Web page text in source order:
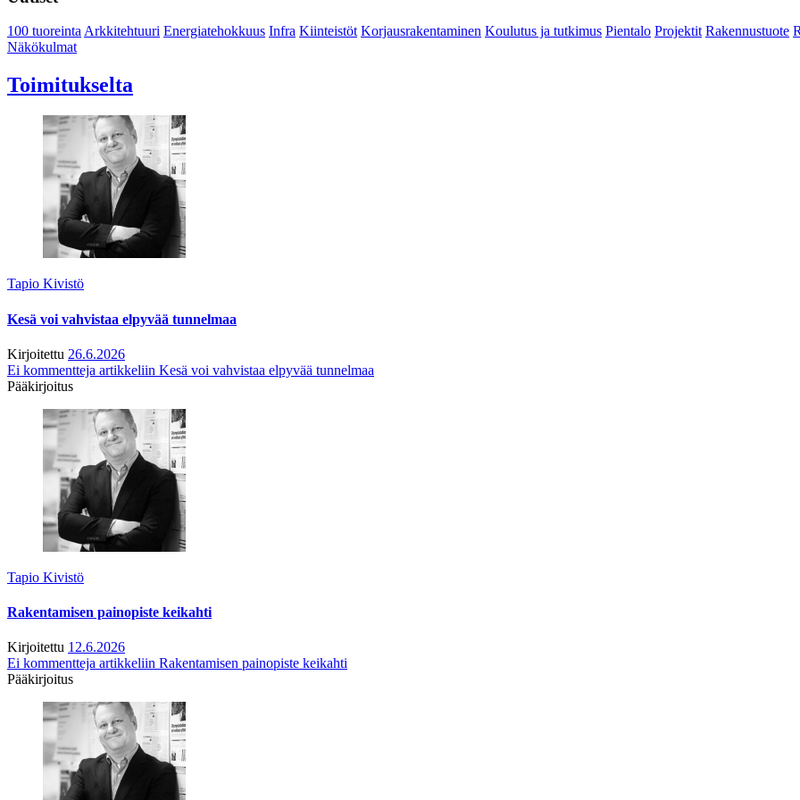
100 tuoreintaArkkitehtuuri Energiatehokkuus Infra Kiinteistöt Korjausrakentaminen Koulutus ja tutkimus Pientalo Projektit Rakennustuote
Näkökulmat
Toimitukselta
Tapio Kivistö
Kesä voi vahvistaa elpyvää tunnelmaa
Kirjoitettu 26.6.2026
Ei kommentteja artikkeliin Kesä voi vahvistaa elpyvää tunnelmaa
Pääkirjoitus
Tapio Kivistö
Rakentamisen painopiste keikahti
Kirjoitettu 12.6.2026
Ei kommentteja artikkeliin Rakentamisen painopiste keikahti
Pääkirjoitus